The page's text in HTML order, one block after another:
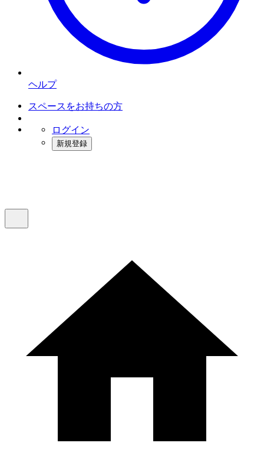
ヘルプ
スペースをお持ちの方
ログイン
新規登録